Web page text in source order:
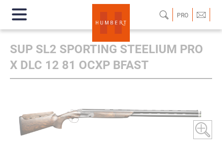
PRO
SUP SL2 SPORTING STEELIUM PRO
X DLC 12 81 OCXP BFAST